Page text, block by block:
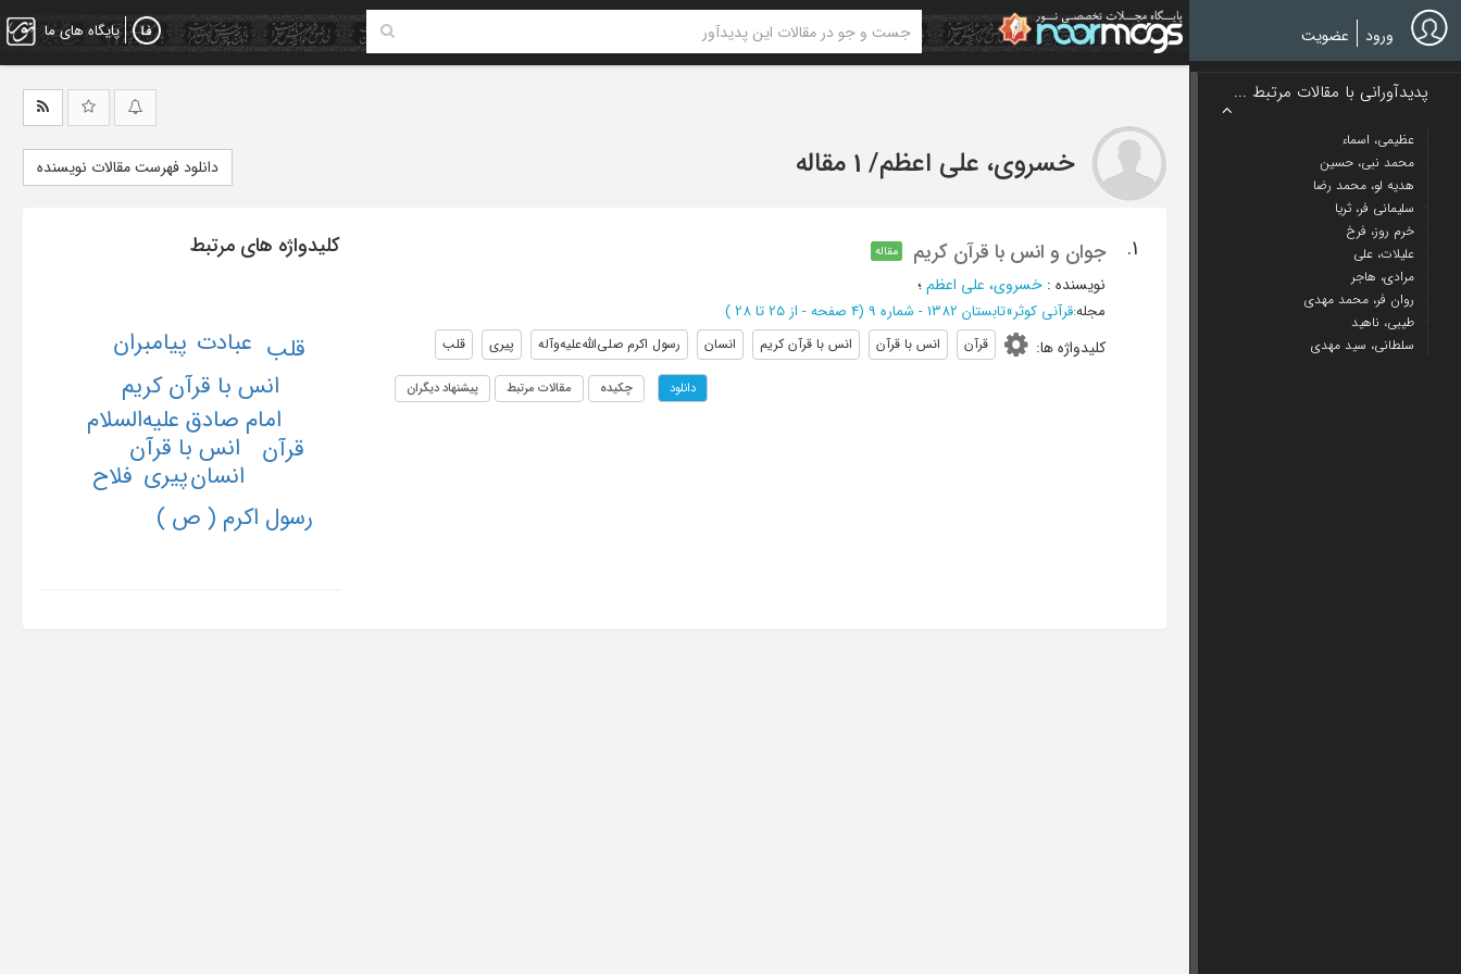
Skip
to
main
پایگاه های ما ورود عضویت
پدیدآورانی با مقالات مرتبط ...
عظیمی، اسماء
محمد نبی، حسین
هدیه لو، محمد رضا
سلیمانی فر، ثریا
خرم روز، فرخ
علیلات، علی
مرادی، هاجر
روان فر، محمد مهدی
طیبی، ناهید
سلطانی، سید مهدی
خسروی، علی اعظم/ 1 مقاله دانلود فهرست مقالات نویسنده
1. جوان و انس با قرآن کریم مقاله
نویسنده : خسروی، علی اعظم؛
مجله:قرآنی کوثر»تابستان 1382 - شماره 9 (‎4 صفحه - از 25 تا 28 )
کلیدواژه ها: قرآن انس با قرآن انس با قرآن کریم انسان رسول اکرم صلی‌الله‌علیه‌و‌آله پیری قلب
دانلود چکیده مقالات مرتبط پیشنهاد دیگران
کلیدواژه های مرتبط
امام صادق علیه‌السلام
انس با قرآن
انس با قرآن کریم
انسان
پیامبران
پیری
رسول اکرم ( ص )
عبادت
فلاح
قرآن
قلب